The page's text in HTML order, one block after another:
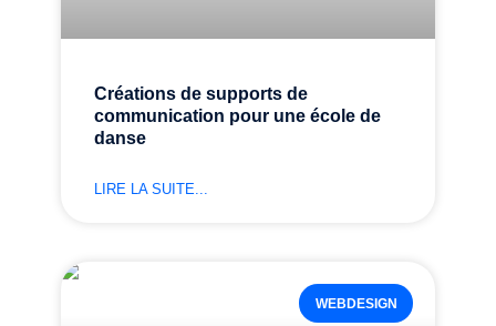
Créations de supports de
communication pour une école de
danse
LIRE LA SUITE...
WEBDESIGN